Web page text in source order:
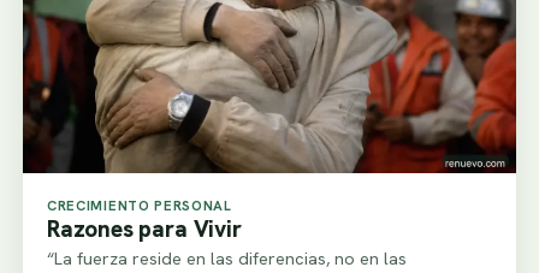
CRECIMIENTO PERSONAL
Razones para Vivir
“La fuerza reside en las diferencias, no en las